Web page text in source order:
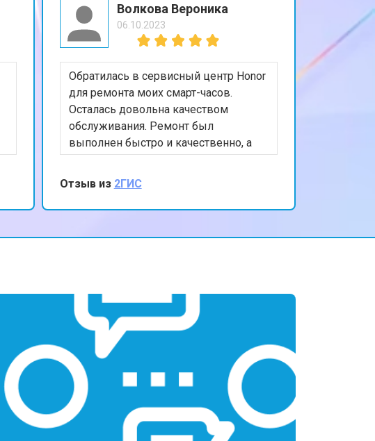
Волкова Вероника
06.10.2023
Обратилась в сервисный центр Honor
для ремонта моих смарт-часов.
Осталась довольна качеством
обслуживания. Ремонт был
выполнен быстро и качественно, а
персонал был очень вежлив и
отзывчив. Спасибо за вашу помощь и
внимание к клиентам!
Отзыв из 2ГИС